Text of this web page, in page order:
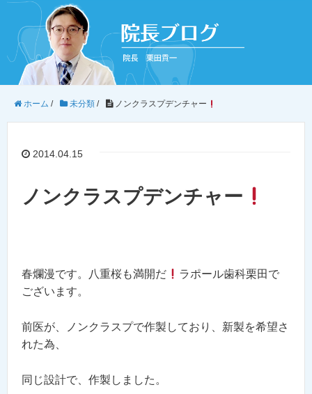
ホーム / 未分類 / ノンクラスプデンチャー
2014.04.15
ノンクラスプデンチャー
春爛漫です。八重桜も満開だ
ラポール歯科栗田で
ございます。
前医が、ノンクラスプで作製しており、新製を希望さ
れた為、
同じ設計で、作製しました。